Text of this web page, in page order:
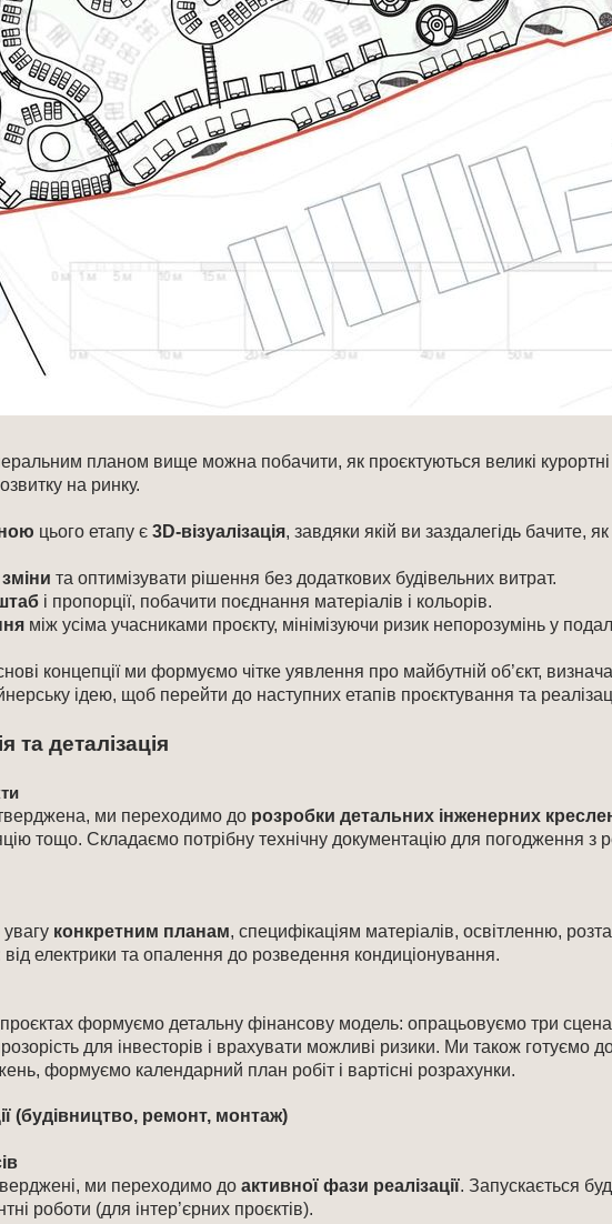
планом вище можна побачити, як проєктуються великі
на ринку.
цього етапу є 3D-візуалізація, завдяки якій ви заздалегідь бачите,
та оптимізувати рішення без додаткових будівельних витрат.
і пропорції, побачити поєднання матеріалів і кольорів.
між усіма учасниками проєкту, мінімізуючи ризик непорозумінь у
концепції ми формуємо чітке уявлення про майбутній об’єкт,
ідею, щоб перейти до наступних етапів проєктування та
та деталізація
ми переходимо до розробки детальних інженерних
тощо. Складаємо потрібну технічну документацію для погодження
конкретним планам, специфікаціям матеріалів, освітленню,
електрики та опалення до розведення кондиціонування.
формуємо детальну фінансову модель: опрацьовуємо три
для інвесторів і врахувати можливі ризики. Ми також
формуємо календарний план робіт і вартісні розрахунки.
(будівництво, ремонт, монтаж)
ми переходимо до активної фази реалізації. Запускається
роботи (для інтер’єрних проєктів).